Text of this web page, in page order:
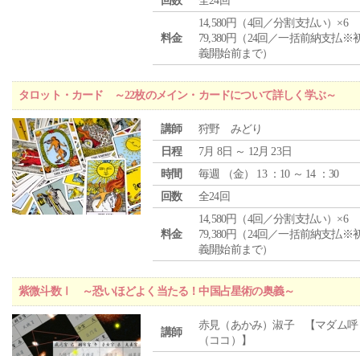
料金
14,580円（4回／分割支払い）×6
79,380円（24回／一括前納支払※
義開始前まで）
タロット・カード ～22枚のメイン・カードについて詳しく学ぶ～
講師
狩野 みどり
日程
7月 8日 ～ 12月 23日
時間
毎週 （金） 13 ：10 ～ 14 ：30
回数
全24回
料金
14,580円（4回／分割支払い）×6
79,380円（24回／一括前納支払※
義開始前まで）
紫微斗数Ⅰ ～恐いほどよく当たる！中国占星術の奥義～
講師
赤見（あかみ）淑子 【マダム呼
（ココ）】